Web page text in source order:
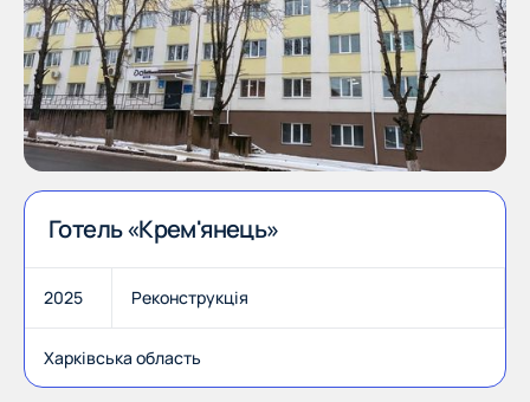
Готель «Крем'янець»
2025 Реконструкція
Харківська область